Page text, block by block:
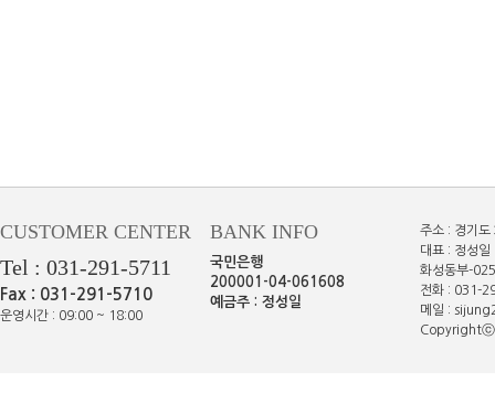
CUSTOMER CENTER
Tel : 031-291-5711
Fax : 031-291-5710
운영시간 : 09:00 ~ 18:00
BANK INFO
국민은행
200001-04-061608
예금주 : 정성일
주소 : 경기
대표 : 정성
화성동부-
전화 : 031-
메일 :